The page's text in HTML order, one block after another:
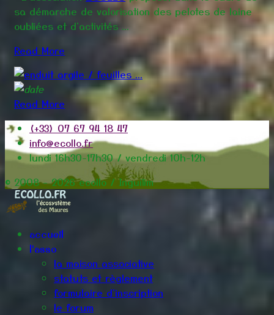
sa démarche de valorisation des pelotes de laine
oubliées et d'activités ...
Read More
Read More
(+33) 07 67 94 18 47
info@ecollo.fr
lundi 16h30-17h30 / vendredi 10h-12h
© 2008 - 2026 ecollo / Inguilim
accueil
l'asso
la maison associative
statuts et règlement
formulaire d'inscription
le forum